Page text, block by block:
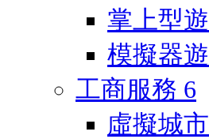
掌上型
模擬器
工商服務 6
虛擬城市